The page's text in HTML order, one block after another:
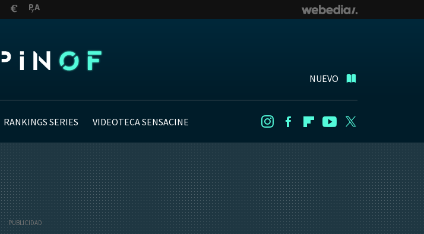
NUEVO
RANKINGS SERIES VIDEOTECA SENSACINE InstagramFacebookFlipboard
Youtube